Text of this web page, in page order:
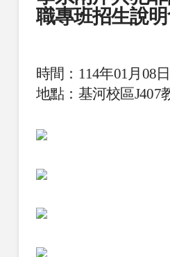
職專班招生說
時間：114年01月08
地點：基河校區J407